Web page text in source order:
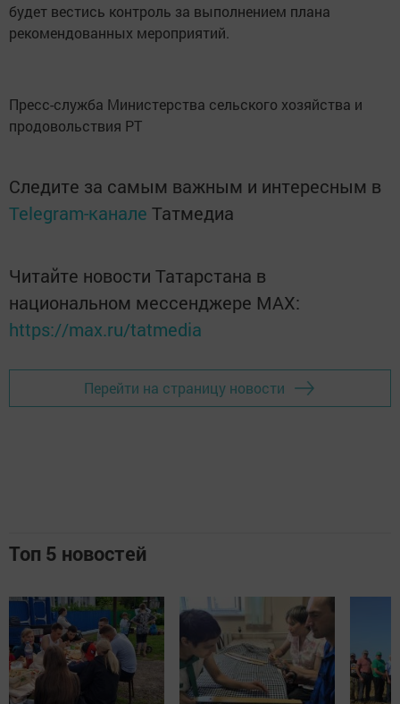
будет вестись контроль за выполнением плана
рекомендованных мероприятий.
Пресс-служба Министерства сельского хозяйства и
продовольствия РТ
Следите за самым важным и интересным в
Telegram-канале Татмедиа
Читайте новости Татарстана в
национальном мессенджере MАХ:
https://max.ru/tatmedia
Перейти на страницу новости
Топ 5 новостей